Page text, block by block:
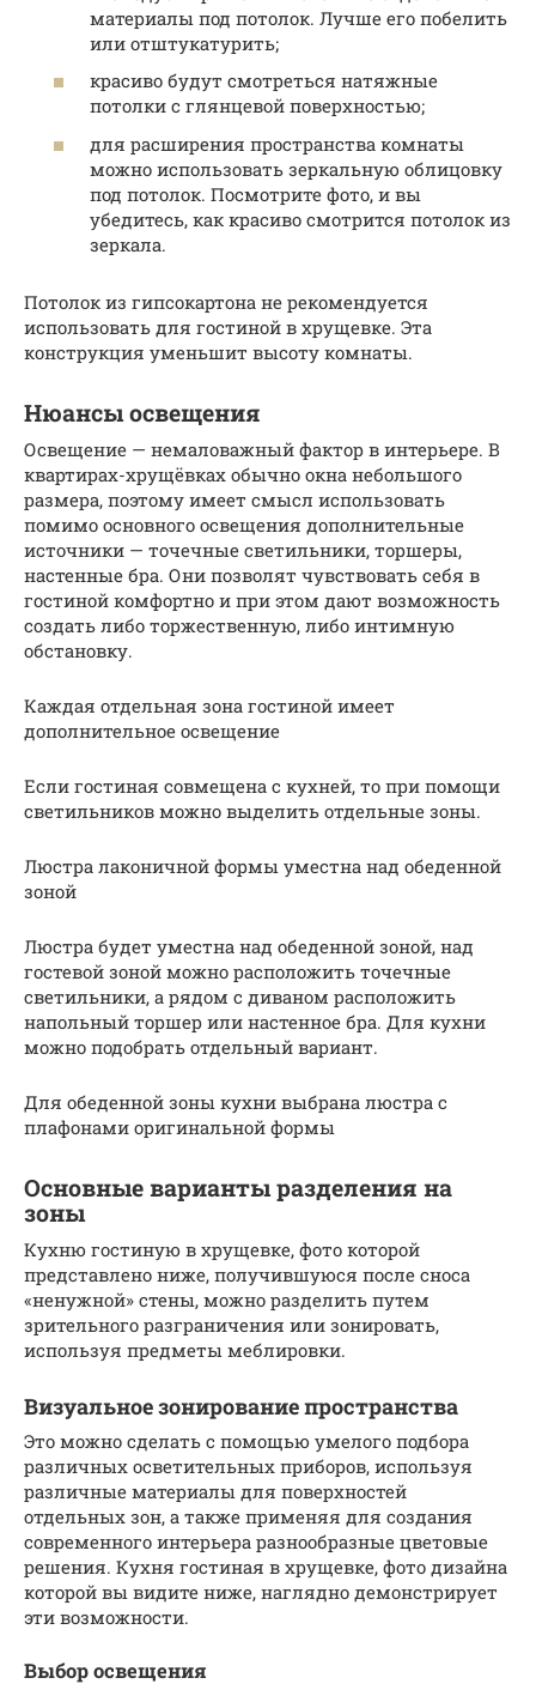
материалы под потолок. Лучше его побелить
или отштукатурить;
красиво будут смотреться натяжные
потолки с глянцевой поверхностью;
для расширения пространства комнаты
можно использовать зеркальную облицовку
под потолок. Посмотрите фото, и вы
убедитесь, как красиво смотрится потолок из
зеркала.
Потолок из гипсокартона не рекомендуется
использовать для гостиной в хрущевке. Эта
конструкция уменьшит высоту комнаты.
Нюансы освещения
Освещение — немаловажный фактор в интерьере. В
квартирах-хрущёвках обычно окна небольшого
размера, поэтому имеет смысл использовать
помимо основного освещения дополнительные
источники — точечные светильники, торшеры,
настенные бра. Они позволят чувствовать себя в
гостиной комфортно и при этом дают возможность
создать либо торжественную, либо интимную
обстановку.
Каждая отдельная зона гостиной имеет
дополнительное освещение
Если гостиная совмещена с кухней, то при помощи
светильников можно выделить отдельные зоны.
Люстра лаконичной формы уместна над обеденной
зоной
Люстра будет уместна над обеденной зоной, над
гостевой зоной можно расположить точечные
светильники, а рядом с диваном расположить
напольный торшер или настенное бра. Для кухни
можно подобрать отдельный вариант.
Для обеденной зоны кухни выбрана люстра с
плафонами оригинальной формы
Основные варианты разделения на
зоны
Кухню гостиную в хрущевке, фото которой
представлено ниже, получившуюся после сноса
«ненужной» стены, можно разделить путем
зрительного разграничения или зонировать,
используя предметы меблировки.
Визуальное зонирование пространства
Это можно сделать с помощью умелого подбора
различных осветительных приборов, используя
различные материалы для поверхностей
отдельных зон, а также применяя для создания
современного интерьера разнообразные цветовые
решения. Кухня гостиная в хрущевке, фото дизайна
которой вы видите ниже, наглядно демонстрирует
эти возможности.
Выбор освещения